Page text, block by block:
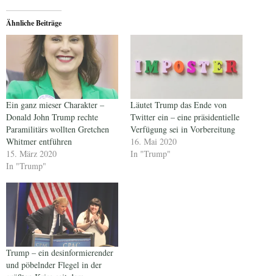
Ähnliche Beiträge
Ein ganz mieser Charakter –
Donald John Trump rechte
Paramilitärs wollten Gretchen
Whitmer entführen
15. März 2020
In "Trump"
Läutet Trump das Ende von
Twitter ein – eine präsidentielle
Verfügung sei in Vorbereitung
16. Mai 2020
In "Trump"
Trump – ein desinformierender
und pöbelnder Flegel in der